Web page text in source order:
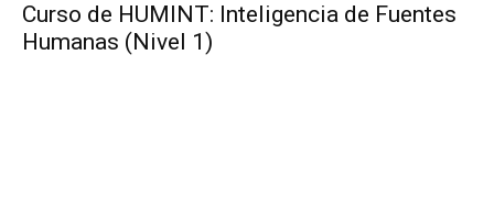
Curso de HUMINT: Inteligencia de Fuentes
Humanas (Nivel 1)